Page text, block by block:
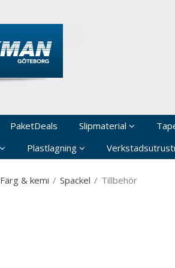
PaketDeals Slipmaterial
Plastlagning
Färg & kemi / Spackel / Tillbehör